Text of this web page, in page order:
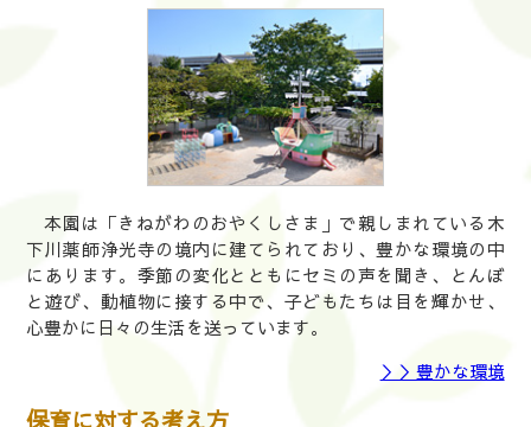
本園は「きねがわのおやくしさま」で親しまれている木
下川薬師浄光寺の境内に建てられており、豊かな環境の中
にあります。季節の変化とともにセミの声を聞き、とんぼ
と遊び、動植物に接する中で、子どもたちは目を輝かせ、
心豊かに日々の生活を送っています。
＞＞豊かな環境
保育に対する考え方